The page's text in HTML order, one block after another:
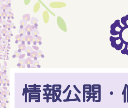
情報公開